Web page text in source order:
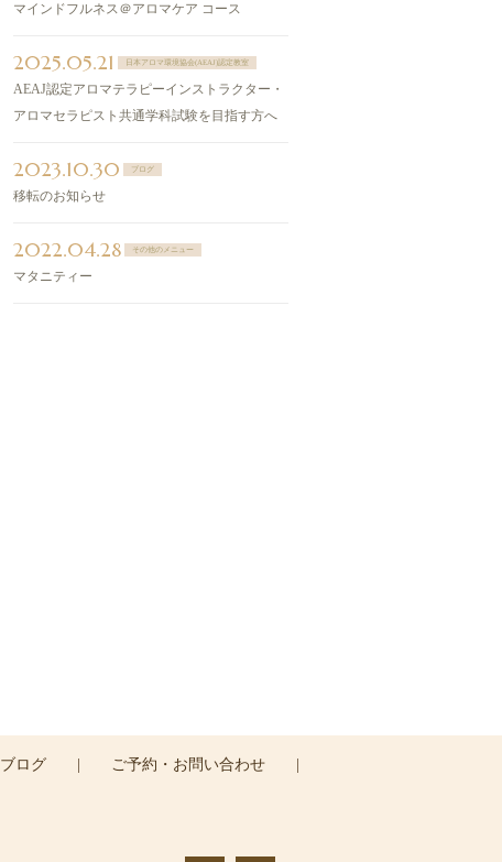
マインドフルネス＠アロマケア コース
2025.05.21 日本アロマ環境協会(AEAJ)認定教室
AEAJ認定アロマテラピーインストラクター・
アロマセラピスト共通学科試験を目指す方へ
2023.10.30 ブログ
移転のお知らせ
2022.04.28 その他のメニュー
マタニティー
ブログ ご予約・お問い合わせ